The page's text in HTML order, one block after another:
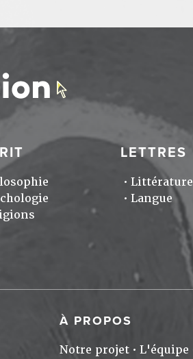
LETTRES
Littérature
Langue
À PROPOS
Notre projet L'équipe